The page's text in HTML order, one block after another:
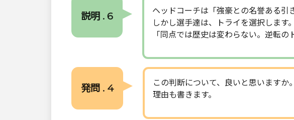
説明 . 6
ヘッドコーチは「強豪との名誉ある引
しかし選手達は、トライを選択します。
「同点では歴史は変わらない。逆転の
発問 . 4
この判断について、良いと思います
理由も書きます。